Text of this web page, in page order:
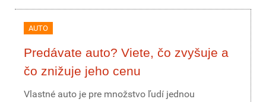
AUTO
Predávate auto? Viete, čo zvyšuje a
čo znižuje jeho cenu
Vlastné auto je pre množstvo ľudí jednou